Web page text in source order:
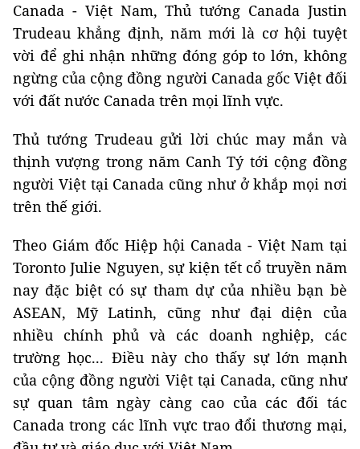
Canada - Việt Nam, Thủ tướng Canada Justin
Trudeau khẳng định, năm mới là cơ hội tuyệt
vời để ghi nhận những đóng góp to lớn, không
ngừng của cộng đồng người Canada gốc Việt đối
với đất nước Canada trên mọi lĩnh vực.
Thủ tướng Trudeau gửi lời chúc may mắn và
thịnh vượng trong năm Canh Tý tới cộng đồng
người Việt tại Canada cũng như ở khắp mọi nơi
trên thế giới.
Theo Giám đốc Hiệp hội Canada - Việt Nam tại
Toronto Julie Nguyen, sự kiện tết cổ truyền năm
nay đặc biệt có sự tham dự của nhiều bạn bè
ASEAN, Mỹ Latinh, cũng như đại diện của
nhiều chính phủ và các doanh nghiệp, các
trường học... Điều này cho thấy sự lớn mạnh
của cộng đồng người Việt tại Canada, cũng như
sự quan tâm ngày càng cao của các đối tác
Canada trong các lĩnh vực trao đổi thương mại,